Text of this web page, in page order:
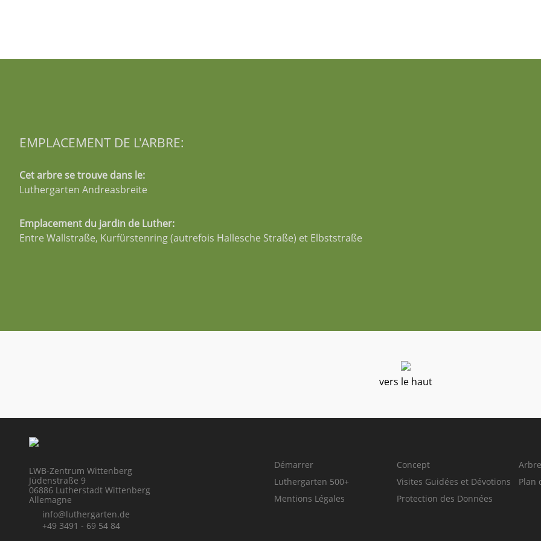
EMPLACEMENT DE L'ARBRE:
Cet arbre se trouve dans le:
Luthergarten Andreasbreite
Emplacement du jardin de Luther:
Entre Wallstraße, Kurfürstenring (autrefois Hallesche Straße) et Elbststraße
vers le haut
LWB-Zentrum Wittenberg
Jüdenstraße 9
06886 Lutherstadt Wittenberg
Allemagne
info@luthergarten.de
+49 3491 - 69 54 84
Démarrer Concept
Luthergarten 500+
Visites Guidées et Dévotions Plan
Mentions Légales
Protection des Données